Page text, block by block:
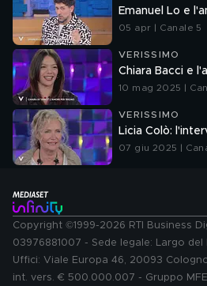
Emanuel Lo e
05 apr | Canale 5
VERISSIMO
Chiara Bacci e
10 mag 2025 |
VERISSIMO
Licia Colò:
07 giu 2025 |
Copyright ©1999-2026 RTI Business
03976881007 - Sede legale: Largo del
Uffici: Viale Europa 46, 20093
int. vers. € 500.000.007 - Gruppo